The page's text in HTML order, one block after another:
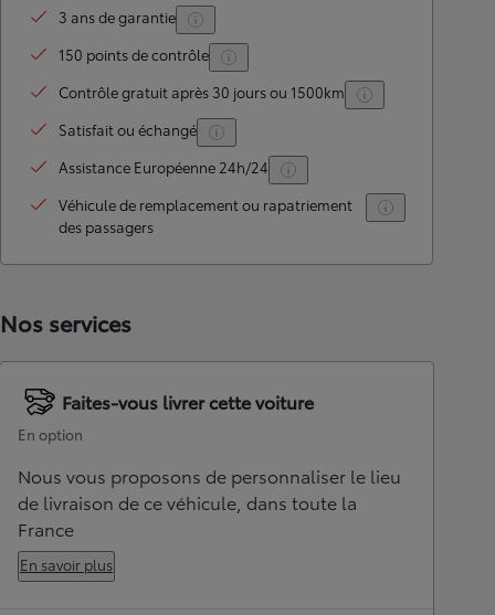
3 ans de garantie
150 points de contrôle
Contrôle gratuit après 30 jours ou 1500km
Satisfait ou échangé
Assistance Européenne 24h/24
Véhicule de remplacement ou rapatriement
des passagers
Nos services
Faites-vous livrer cette voiture
En option
Nous vous proposons de personnaliser le lieu
de livraison de ce véhicule, dans toute la
France
En savoir plus